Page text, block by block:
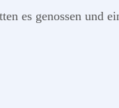
es genossen und